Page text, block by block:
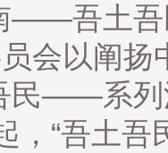
吾土吾
会以阐扬
民——系列
，“吾土吾